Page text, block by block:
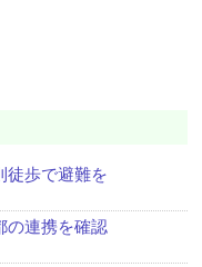
徒歩で避難を
の連携を確認